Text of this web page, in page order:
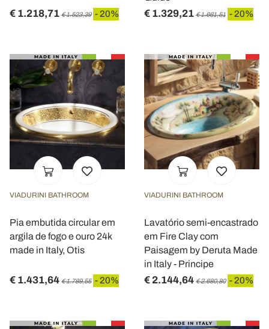
€ 1.218,71 € 1.523,39 - 20% € 1.329,21 € 1.661,51 - 20%
VIADURINI BATHROOM
Pia embutida circular em
argila de fogo e ouro 24k
made in Italy, Otis
€ 1.431,64 € 1.789,55 - 20%
VIADURINI BATHROOM
Lavatório semi-encastrado
em Fire Clay com
Paisagem by Deruta Made
in Italy - Principe
€ 2.144,64 € 2.680,80 - 20%